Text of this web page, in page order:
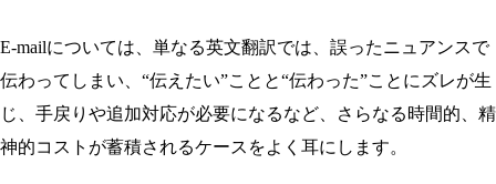
E-mailについては、単なる英文翻訳では、誤ったニュアンスで
伝わってしまい、“伝えたい”ことと“伝わった”ことにズレが生
じ、手戻りや追加対応が必要になるなど、さらなる時間的、精
神的コストが蓄積されるケースをよく耳にします。